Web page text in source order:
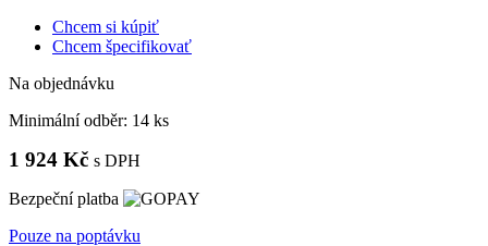
Chcem si kúpiť
Chcem špecifikovať
Na objednávku
Minimální odběr: 14 ks
1 924 Kč s DPH
Bezpeční platba
Pouze na poptávku